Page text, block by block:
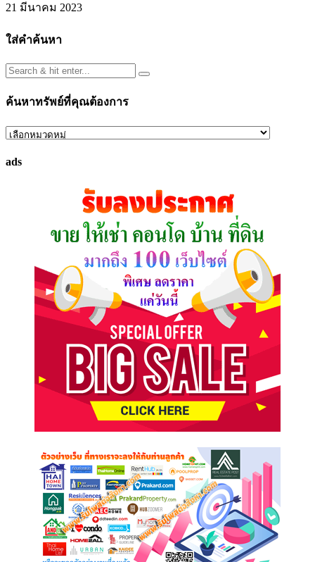
21 มีนาคม 2023
ใส่คำค้นหา
ค้นหาทรัพย์ที่คุณต้องการ
ค้นหา
ที่
ads